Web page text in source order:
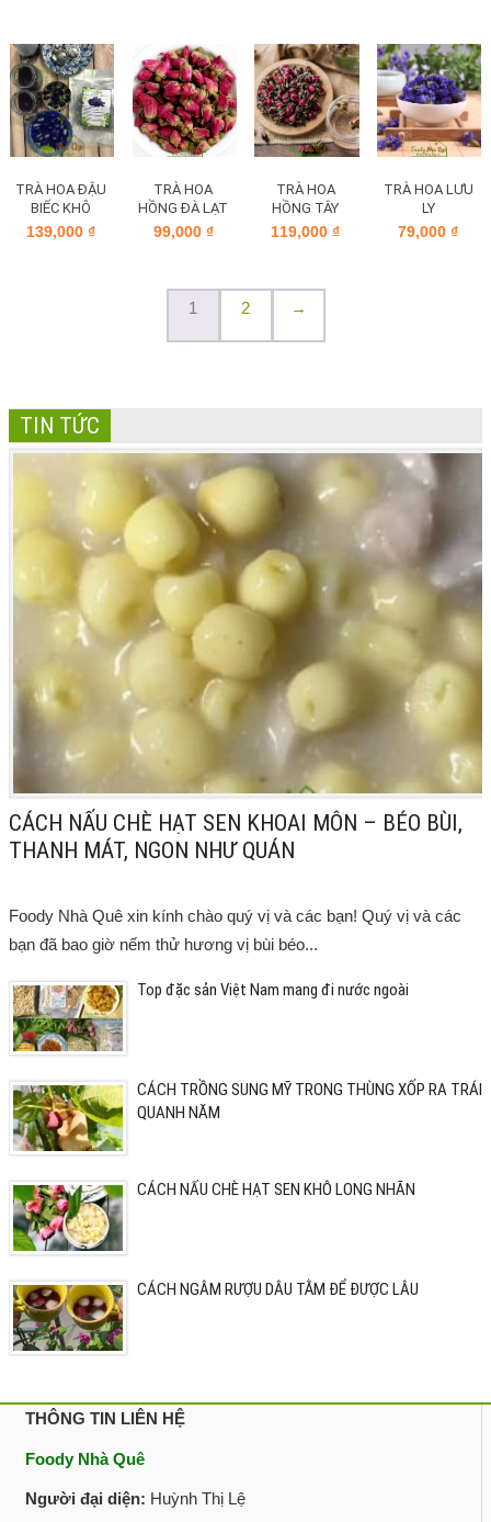
TRÀ HOA ĐẬU
BIẾC KHÔ
139,000₫
TRÀ HOA
HỒNG ĐÀ LẠT
99,000 ₫
TRÀ HOA
HỒNG TÂY
TẠNG
119,000₫
TRÀ HOA LƯU
LY
79,000₫
1 2 →
TIN TỨC
CÁCH NẤU CHÈ HẠT SEN KHOAI MÔN – BÉO BÙI,
THANH MÁT, NGON NHƯ QUÁN
Foody Nhà Quê xin kính chào quý vị và các bạn! Quý vị và các
bạn đã bao giờ nếm thử hương vị bùi béo...
Top đặc sản Việt Nam mang đi nước ngoài
CÁCH TRỒNG SUNG MỸ TRONG THÙNG XỐP RA TRÁI
QUANH NĂM
CÁCH NẤU CHÈ HẠT SEN KHÔ LONG NHÃN
CÁCH NGÂM RƯỢU DÂU TẰM ĐỂ ĐƯỢC LÂU
THÔNG TIN LIÊN HỆ
Foody Nhà Quê
Người đại diện: Huỳnh Thị Lệ